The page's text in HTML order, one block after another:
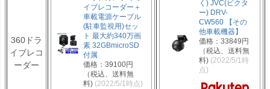
360ドラ
イブレコ
ーダー
イブレコーダー＋
車載電源ケーブル
(駐車監視用)セッ
ト 最大約340万画
素 32GBmicroSD
付属
価格：39100円
（税込、送料無
料) (2022/5/1時点)
く) JVC(ビクタ
ー) DRV-
CW560 【その
他車載機器】
価格：33849円
（税込、送料無
料) (2022/5/1時
点)